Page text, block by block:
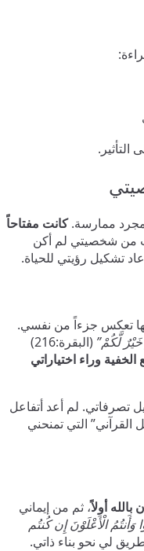
التأثير.
ممارسة.كانت مفتاحاً
من شخصيتي لم أكن
تشكيل رؤيتي للحياة.
تعكس جزءاً من نفسي.
لَّكُمْ”
(البقرة:216)
الخفية وراء اختياراتي
تصرفاتي. لم أعد أتفاعل
القرآني” التي تمنحني
بالله أولاً، ثم من إيماني
وَأَنتُمُ الْأَعْلَوْنَ إِن كُنتُم